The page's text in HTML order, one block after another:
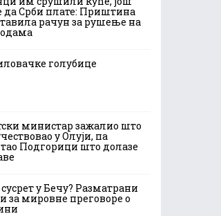
да Срби плате: Приштина
рачун за рушење на
голубице
министар зажалио што
у Олуји, па
Подгорици што долазе
у Бечу? Разматрани
за мировне преговоре о